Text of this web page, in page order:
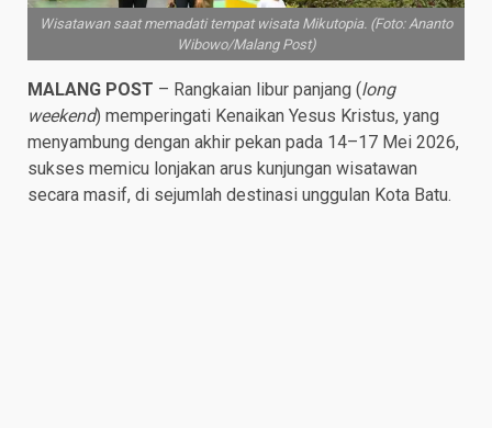
Wisatawan saat memadati tempat wisata Mikutopia. (Foto: Ananto
Wibowo/Malang Post)
MALANG POST – Rangkaian libur panjang (long
weekend) memperingati Kenaikan Yesus Kristus, yang
menyambung dengan akhir pekan pada 14–17 Mei 2026,
sukses memicu lonjakan arus kunjungan wisatawan
secara masif, di sejumlah destinasi unggulan Kota Batu.